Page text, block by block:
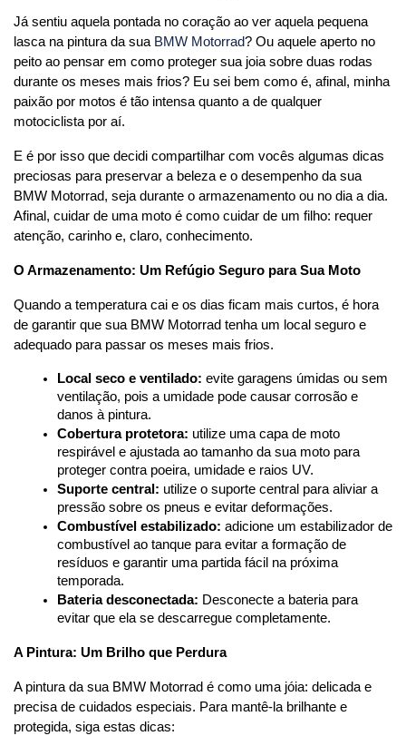
Já sentiu aquela pontada no coração ao ver aquela pequena
lasca na pintura da sua BMW Motorrad? Ou aquele aperto no
peito ao pensar em como proteger sua joia sobre duas rodas
durante os meses mais frios? Eu sei bem como é, afinal, minha
paixão por motos é tão intensa quanto a de qualquer
motociclista por aí.
E é por isso que decidi compartilhar com vocês algumas dicas
preciosas para preservar a beleza e o desempenho da sua
BMW Motorrad, seja durante o armazenamento ou no dia a dia.
Afinal, cuidar de uma moto é como cuidar de um filho: requer
atenção, carinho e, claro, conhecimento.
O Armazenamento: Um Refúgio Seguro para Sua Moto
Quando a temperatura cai e os dias ficam mais curtos, é hora
de garantir que sua BMW Motorrad tenha um local seguro e
adequado para passar os meses mais frios.
Local seco e ventilado: evite garagens úmidas ou sem
ventilação, pois a umidade pode causar corrosão e
danos à pintura.
Cobertura protetora: utilize uma capa de moto
respirável e ajustada ao tamanho da sua moto para
proteger contra poeira, umidade e raios UV.
Suporte central: utilize o suporte central para aliviar a
pressão sobre os pneus e evitar deformações.
Combustível estabilizado: adicione um estabilizador de
combustível ao tanque para evitar a formação de
resíduos e garantir uma partida fácil na próxima
temporada.
Bateria desconectada: Desconecte a bateria para
evitar que ela se descarregue completamente.
A Pintura: Um Brilho que Perdura
A pintura da sua BMW Motorrad é como uma jóia: delicada e
precisa de cuidados especiais. Para mantê-la brilhante e
protegida, siga estas dicas: